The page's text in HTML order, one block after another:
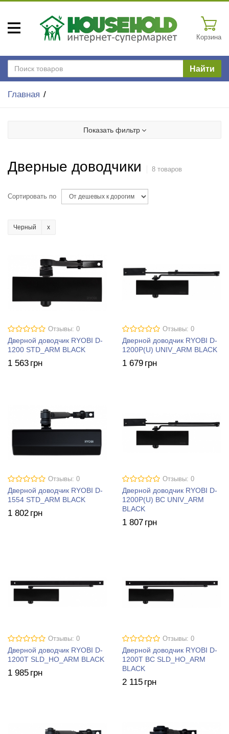
Корзина
Найти
Главная
Показать фильтр
Дверные доводчики 8 товаров
Сортировать по
Черный
Отзывы: 0
Дверной доводчик RYOBI D-
1200 STD_ARM BLACK
1 563 грн
Отзывы: 0
Дверной доводчик RYOBI D-
1200P(U) UNIV_ARM BLACK
1 679 грн
Отзывы: 0
Дверной доводчик RYOBI D-
1554 STD_ARM BLACK
1 802 грн
Отзывы: 0
Дверной доводчик RYOBI D-
1200P(U) BC UNIV_ARM
BLACK
1 807 грн
Отзывы: 0
Дверной доводчик RYOBI D-
1200T SLD_HO_ARM BLACK
1 985 грн
Отзывы: 0
Дверной доводчик RYOBI D-
1200T BC SLD_HO_ARM
BLACK
2 115 грн